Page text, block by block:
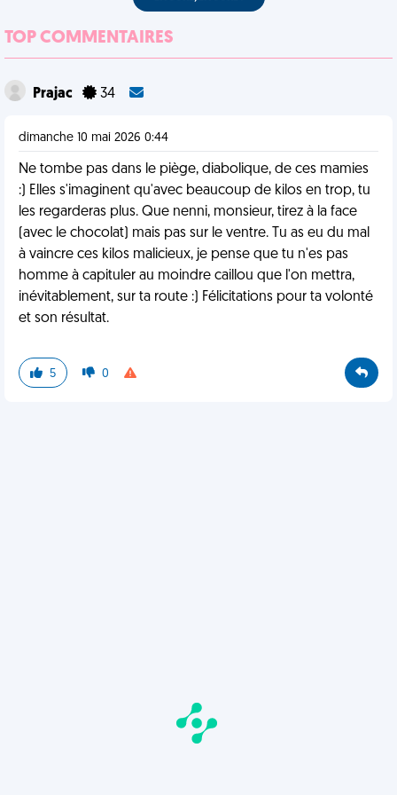
TOP COMMENTAIRES
Prajac 34
dimanche 10 mai 2026 0:44
Ne tombe pas dans le piège, diabolique, de ces mamies
:) Elles s'imaginent qu'avec beaucoup de kilos en trop, tu
les regarderas plus. Que nenni, monsieur, tirez à la face
(avec le chocolat) mais pas sur le ventre. Tu as eu du mal
à vaincre ces kilos malicieux, je pense que tu n'es pas
homme à capituler au moindre caillou que l'on mettra,
inévitablement, sur ta route :) Félicitations pour ta volonté
et son résultat.
5 0